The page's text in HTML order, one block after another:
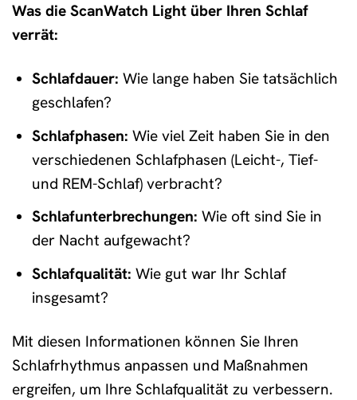
Was die ScanWatch Light über Ihren Schlaf
verrät:
Schlafdauer: Wie lange haben Sie tatsächlich
geschlafen?
Schlafphasen: Wie viel Zeit haben Sie in den
verschiedenen Schlafphasen (Leicht-, Tief-
und REM-Schlaf) verbracht?
Schlafunterbrechungen: Wie oft sind Sie in
der Nacht aufgewacht?
Schlafqualität: Wie gut war Ihr Schlaf
insgesamt?
Mit diesen Informationen können Sie Ihren
Schlafrhythmus anpassen und Maßnahmen
ergreifen, um Ihre Schlafqualität zu verbessern.